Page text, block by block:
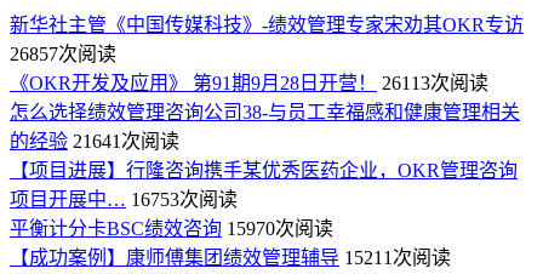
新华社主管《中国传媒科技》-绩效管理专家宋劝其OKR专访
26857次阅读
《OKR开发及应用》 第91期9月28日开营！
26113次阅读
怎么选择绩效管理咨询公司38-与员工幸福感和健康管理相关
的经验 21641次阅读
【项目进展】行隆咨询携手某优秀医药企业，OKR管理咨询
项目开展中… 16753次阅读
平衡计分卡BSC绩效咨询 15970次阅读
【成功案例】康师傅集团绩效管理辅导 15211次阅读